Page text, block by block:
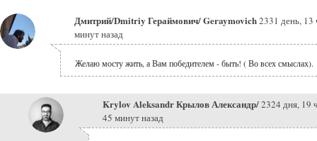
Дмитрий/Dmitriy Гераймович/ Geraymovich2331 день, 13
минут назад
Желаю мосту жить, а Вам победителем - быть! ( Во всех смыслах).
Krylov Aleksandr Крылов Александр/2324 дня, 19
45 минут назад